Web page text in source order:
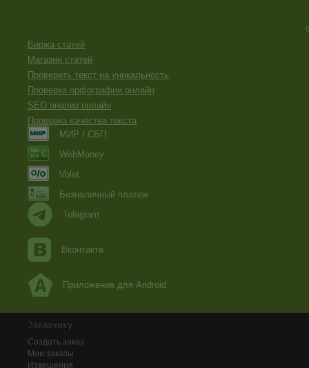
Биржа статей
Магазин статей
Проверить текст на уникальность
Проверка орфографии онлайн
SEO анализ онлайн
Проверка качества текста
МИР / СБП
WebMoney
Volet
Безналичный платеж
Telegram
Вконтакте
Приложение для Android
Заказчику
Создать заказ
Мои заказы
Извещения